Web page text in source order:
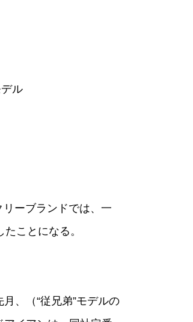
ル
ーブランドでは、一
ことになる。
、（“従兄弟”モデルの